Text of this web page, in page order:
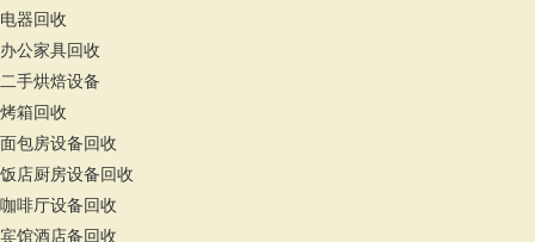
电器回收
办公家具回收
二手烘焙设备
烤箱回收
面包房设备回收
饭店厨房设备回收
咖啡厅设备回收
宾馆酒店备回收